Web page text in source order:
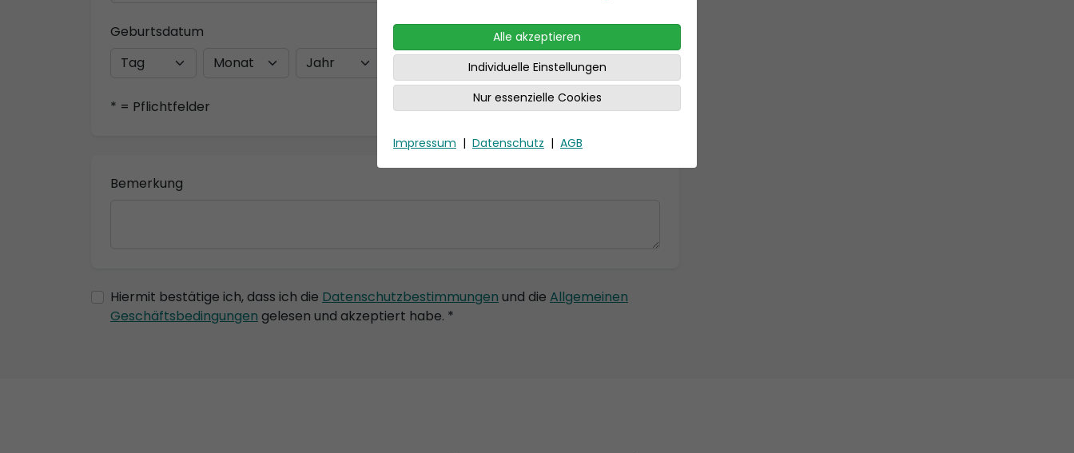
Geburtsdatum
* = Pflichtfelder
Bemerkung
Hiermit bestätige ich, dass ich die Datenschutzbestimmungen und die Allgemeinen
Geschäftsbedingungen gelesen und akzeptiert habe. *
Alle akzeptieren
Individuelle Einstellungen
Nur essenzielle Cookies
Impressum | Datenschutz | AGB